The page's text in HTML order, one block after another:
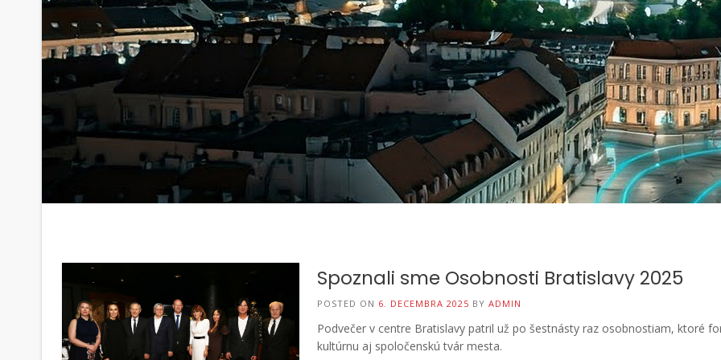
Spoznali sme Osobnosti Bratislavy 2025
POSTED ON 6. DECEMBRA 2025 BY ADMIN
Podvečer v centre Bratislavy patril už po šestnásty raz osobnostiam, ktoré
kultúrnu aj spoločenskú tvár mesta.